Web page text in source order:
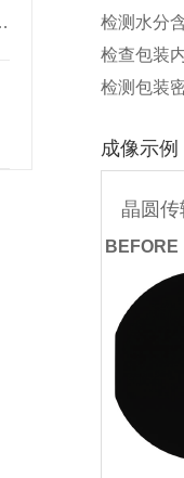
检测水分
检查包装
检测包装
成像示例
晶圆
BEFORE